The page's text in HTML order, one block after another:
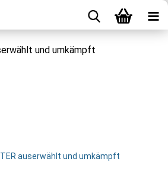
und umkämpft